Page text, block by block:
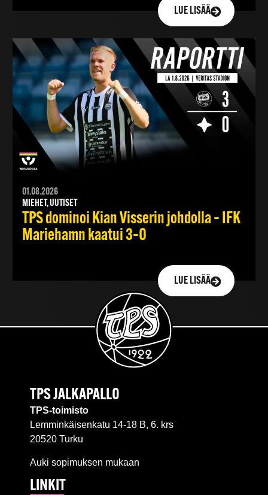
LUE LISÄÄ
01.08.2026
MIEHET, UUTISET
TPS dominoi Kian Visserin johdolla – IFK
Mariehamn kaatui 3–0
LUE LISÄÄ
TPS JALKAPALLO
TPS-toimisto
Lemminkäisenkatu 14-18 B, 6. krs
20520 Turku
Auki sopimuksen mukaan
LINKIT